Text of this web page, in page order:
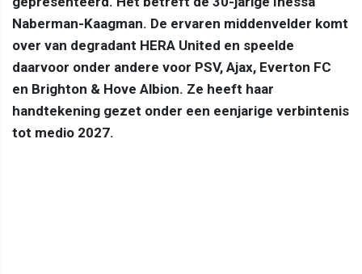
Naberman-Kaagman. De ervaren middenvelder komt
over van degradant HERA United en speelde
daarvoor onder andere voor PSV, Ajax, Everton FC
en Brighton & Hove Albion. Ze heeft haar
handtekening gezet onder een eenjarige verbintenis
tot medio 2027.